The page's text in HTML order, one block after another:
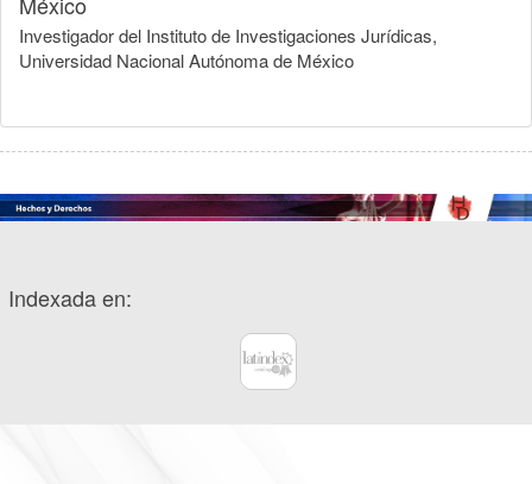
Investigador del Instituto de Investigaciones Jurídicas,
Universidad Nacional Autónoma de México
Indexada en: